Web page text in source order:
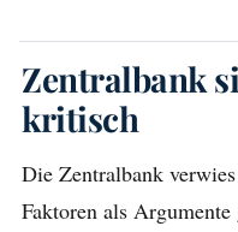
Zentralbank
kritisch
Die Zentralbank
Faktoren als